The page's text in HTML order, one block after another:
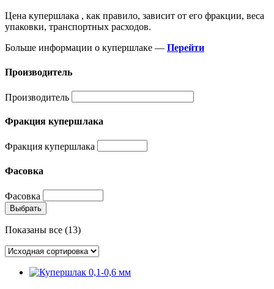
Цена купершлака , как правило, зависит от его фракции, веса
упаковки, транспортных расходов.
Больше информации о купершлаке — Перейти
Производитель
Производитель
Фракция купершлака
Фракция купершлака
Фасовка
Фасовка
Выбрать
Показаны все (13)